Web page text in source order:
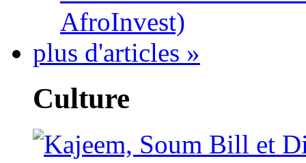
AfroInvest)
plus d'articles »
Culture